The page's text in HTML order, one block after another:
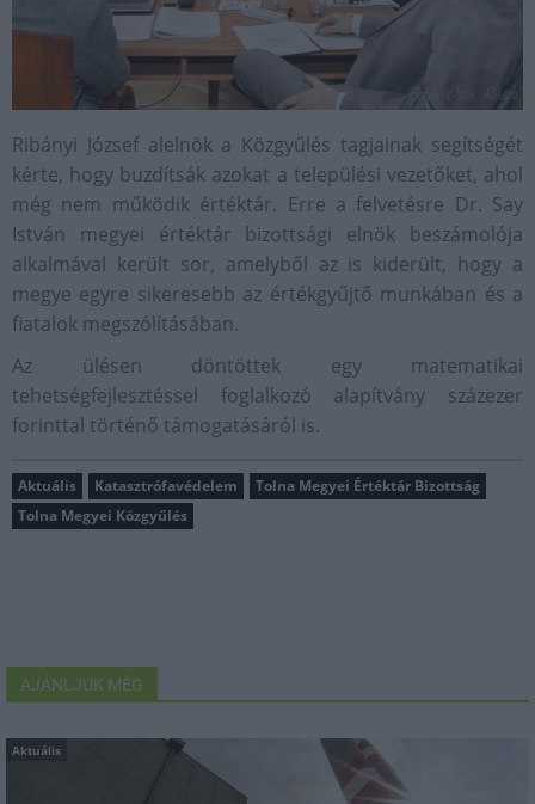
Ribányi József alelnök a Közgyűlés tagjainak segítségét
kérte, hogy buzdítsák azokat a települési vezetőket, ahol
még nem működik értéktár. Erre a felvetésre Dr. Say
István megyei értéktár bizottsági elnök beszámolója
alkalmával került sor, amelyből az is kiderült, hogy a
megye egyre sikeresebb az értékgyűjtő munkában és a
fiatalok megszólításában.
Az ülésen döntöttek egy matematikai
tehetségfejlesztéssel foglalkozó alapítvány százezer
forinttal történő támogatásáról is.
Aktuális Katasztrófavédelem
Tolna Megyei Értéktár Bizottság
Tolna Megyei Közgyűlés
AJÁNLJUK MÉG
Aktuális